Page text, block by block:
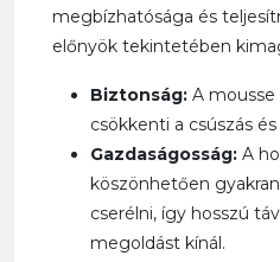
megbízhatósága és
előnyök tekintetében
Biztonság: A mousse
csökkenti a csúszás
Gazdaságosság: A
köszönhetően
cserélni, így hosszú
megoldást kínál.